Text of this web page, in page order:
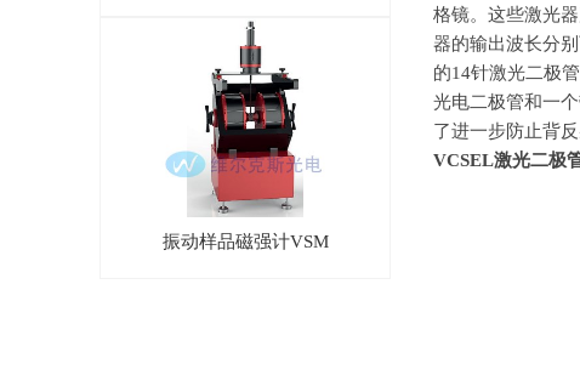
振动样品磁强计VSM
格镜。这些激光
器的输出波长分
的14针激光二极
光电二极管和一
了进一步防止背
VCSEL激光二极